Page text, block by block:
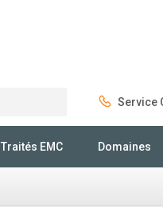
Service
Traités EMC Domaines